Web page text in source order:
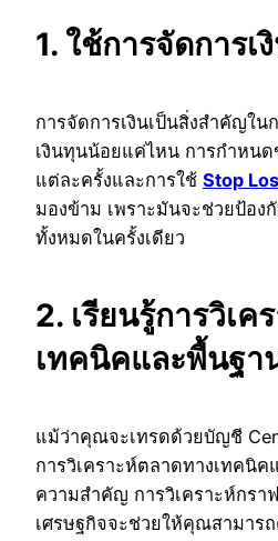
1. ใช้การจัดการเ
การจัดการเงินเป็นสิ่งสำคัญใ
เงินทุนน้อยแค่ไหน การกำหนด
แต่ละครั้งและการใช้ Stop
มองข้าม เพราะมันจะช่วยป้อง
ทั้งหมดในครั้งเดียว
2. เรียนรู้การวิเค
เทคนิคและพื้นฐา
แม้ว่าคุณจะเทรดด้วยบัญชี
การวิเคราะห์ตลาดทางเทคนิ
ความสำคัญ การวิเคราะห์กรา
เศรษฐกิจจะช่วยให้คุณสามาร